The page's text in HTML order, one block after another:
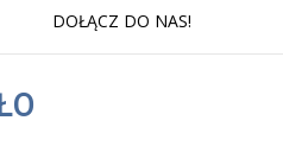
DOŁĄCZ DO NAS!